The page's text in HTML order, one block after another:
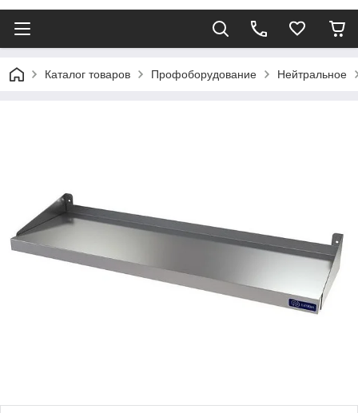
Каталог товаров Профоборудование Нейтральное